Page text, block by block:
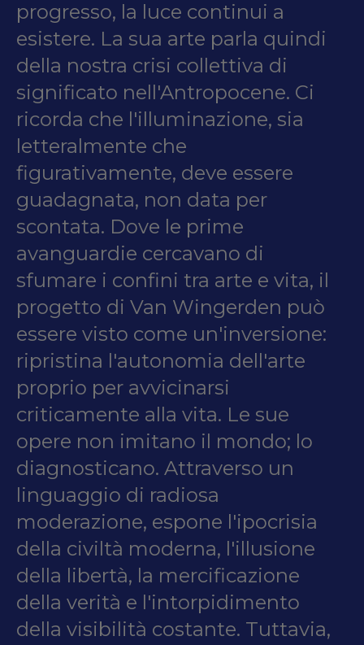
progresso, la luce continui a
esistere. La sua arte parla quindi
della nostra crisi collettiva di
significato nell'Antropocene. Ci
ricorda che l'illuminazione, sia
letteralmente che
figurativamente, deve essere
guadagnata, non data per
scontata. Dove le prime
avanguardie cercavano di
sfumare i confini tra arte e vita, il
progetto di Van Wingerden può
essere visto come un'inversione:
ripristina l'autonomia dell'arte
proprio per avvicinarsi
criticamente alla vita. Le sue
opere non imitano il mondo; lo
diagnosticano. Attraverso un
linguaggio di radiosa
moderazione, espone l'ipocrisia
della civiltà moderna, l'illusione
della libertà, la mercificazione
della verità e l'intorpidimento
della visibilità costante. Tuttavia,